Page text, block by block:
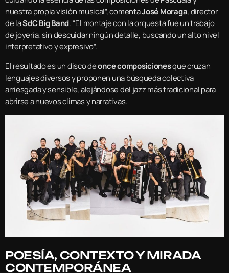
nuestra propia visión musical”, comentaJosé Moraga, director
de laSdC Big Band. “El montaje con la orquesta fue un trabajo
de joyería, sin descuidar ningún detalle, buscando un alto nivel
interpretativo y expresivo”.
El resultado es un disco deonce composicionesque cruzan
lenguajes diversos y proponen una búsqueda colectiva
arriesgada y sensible, alejándose del jazz más tradicional para
abrirse a nuevos climas y narrativas.
POESÍA, CONTEXTO Y MIRADA
CONTEMPORÁNEA